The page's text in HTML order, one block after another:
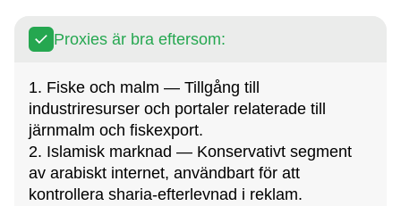
Proxies är bra eftersom:
1. Fiske och malm — Tillgång till
industriresurser och portaler relaterade till
järnmalm och fiskexport.
2. Islamisk marknad — Konservativt segment
av arabiskt internet, användbart för att
kontrollera sharia-efterlevnad i reklam.